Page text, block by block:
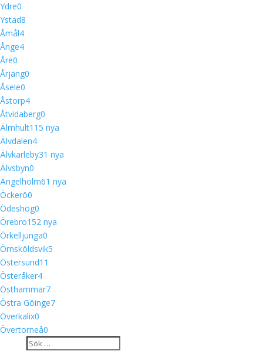
Ydre0
Ystad8
Åmål4
Ånge4
Åre0
Årjäng0
Åsele0
Åstorp4
Åtvidaberg0
Älmhult115 nya
Älvdalen4
Älvkarleby31 nya
Älvsbyn0
Ängelholm61 nya
Öckerö0
Ödeshög0
Örebro152 nya
Örkelljunga0
Örnsköldsvik5
Östersund11
Österåker4
Östhammar7
Östra Göinge7
Överkalix0
Övertorneå0